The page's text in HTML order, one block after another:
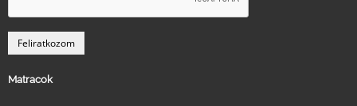
Matracok